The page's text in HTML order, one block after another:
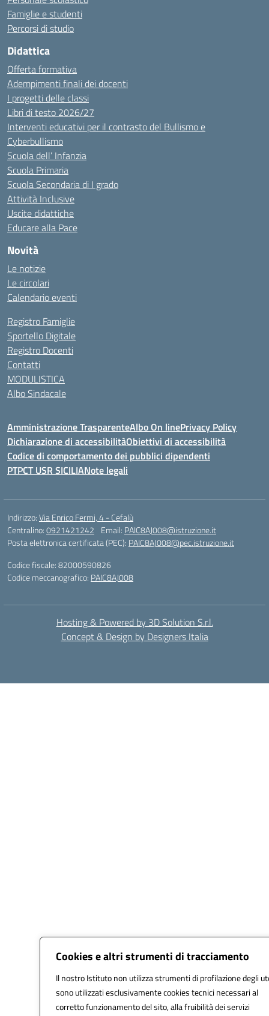
Cookies e altri strumenti di tracciamento
Il nostro Istituto non utilizza strumenti di profilazione degli
sono utilizzati esclusivamente cookies tecnici necessari al
corretto funzionamento del sito, alla fruibilità dei servizi
Famiglie e studenti
Percorsi di studio
Didattica
Offerta formativa
Adempimenti finali dei docenti
I progetti delle classi
Libri di testo 2026/27
Interventi educativi per il contrasto del Bullismo e
Cyberbullismo
Scuola dell’ Infanzia
Scuola Primaria
Scuola Secondaria di I grado
Attività Inclusive
Uscite didattiche
Educare alla Pace
Novità
Le notizie
Le circolari
Calendario eventi
Registro Famiglie
Sportello Digitale
Registro Docenti
Contatti
MODULISTICA
Albo Sindacale
Amministrazione TrasparenteAlbo On linePrivacy Policy
Dichiarazione di accessibilitàObiettivi di accessibilità
Codice di comportamento dei pubblici dipendenti
PTPCT USR SICILIANote legali
Indirizzo:Via Enrico Fermi, 4 - Cefalù
Centralino:0921421242 Email: PAIC8AJ008@istruzione.it
Posta elettronica certificata (PEC): PAIC8AJ008@pec.istruzione.it
Codice fiscale: 82000590826
Codice meccanografico: PAIC8AJ008
Hosting & Powered by 3D Solution S.r.l.
Concept & Design by Designers Italia